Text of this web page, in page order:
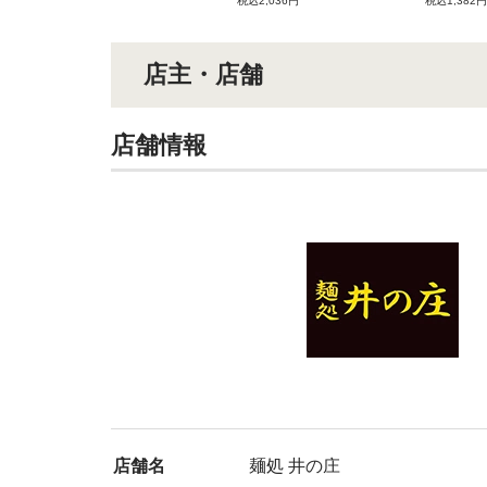
店主・店舗
店舗情報
店舗名 麺処 井の庄